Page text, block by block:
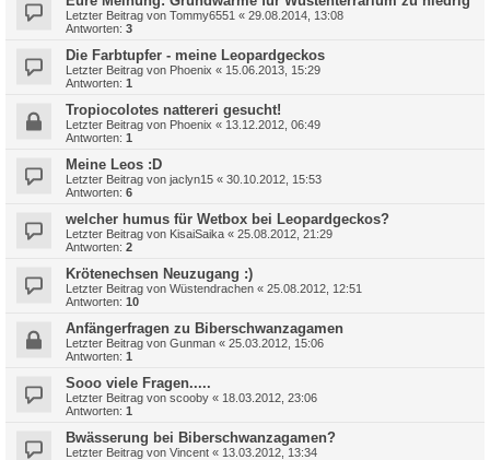
Letzter Beitrag von Tommy6551 « 29.08.2014, 13:08
Antworten: 3
Die Farbtupfer - meine Leopardgeckos
Letzter Beitrag von Phoenix « 15.06.2013, 15:29
Antworten: 1
Tropiocolotes nattereri gesucht!
Letzter Beitrag von Phoenix « 13.12.2012, 06:49
Antworten: 1
Meine Leos :D
Letzter Beitrag von jaclyn15 « 30.10.2012, 15:53
Antworten: 6
welcher humus für Wetbox bei Leopardgeckos?
Letzter Beitrag von KisaiSaika « 25.08.2012, 21:29
Antworten: 2
Krötenechsen Neuzugang :)
Letzter Beitrag von Wüstendrachen « 25.08.2012, 12:51
Antworten: 10
Anfängerfragen zu Biberschwanzagamen
Letzter Beitrag von Gunman « 25.03.2012, 15:06
Antworten: 1
Sooo viele Fragen.....
Letzter Beitrag von scooby « 18.03.2012, 23:06
Antworten: 1
Bwässerung bei Biberschwanzagamen?
Letzter Beitrag von Vincent « 13.03.2012, 13:34